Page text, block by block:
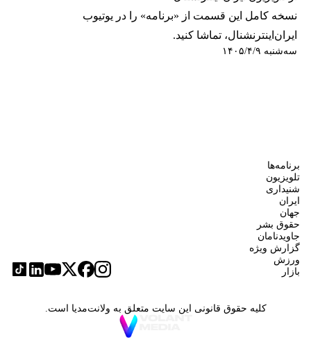
نسخه کامل این قسمت از «برنامه» را در یوتیوب
ایران‌اینترنشنال، تماشا کنید.
سه‌شنبه ۱۴۰۵/۴/۹
برنامه‌ها
تلویزیون
شنیداری
ایران
جهان
حقوق بشر
جاویدنامان
گزارش ویژه
ورزش
بازار
کلیه حقوق قانونی این سایت متعلق به ولانت‌مدیا است.